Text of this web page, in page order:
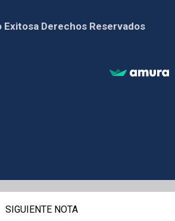
Exitosa Derechos Reservados
SIGUIENTE NOTA